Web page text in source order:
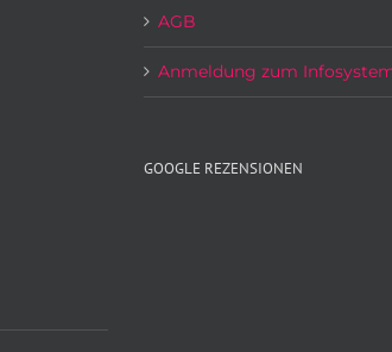
AGB
Anmeldung zum
GOOGLE REZENSIONEN